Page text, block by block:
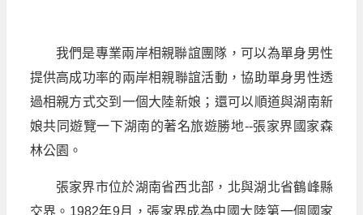
我們是專業兩岸相親聯誼團隊，可以為單身男性
提供高成功率的兩岸相親聯誼活動，協助單身男性透
過相親方式交到一個大陸新娘；還可以順道與湖南新
娘共同遊覽一下湖南的著名旅遊勝地--張家界國家森
林公園。
張家界市位於湖南省西北部，北與湖北省鶴峰縣
交界。1982年9月，張家界成為中國大陸第一個國家